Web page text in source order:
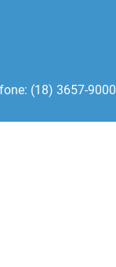
(18) 3657-9000